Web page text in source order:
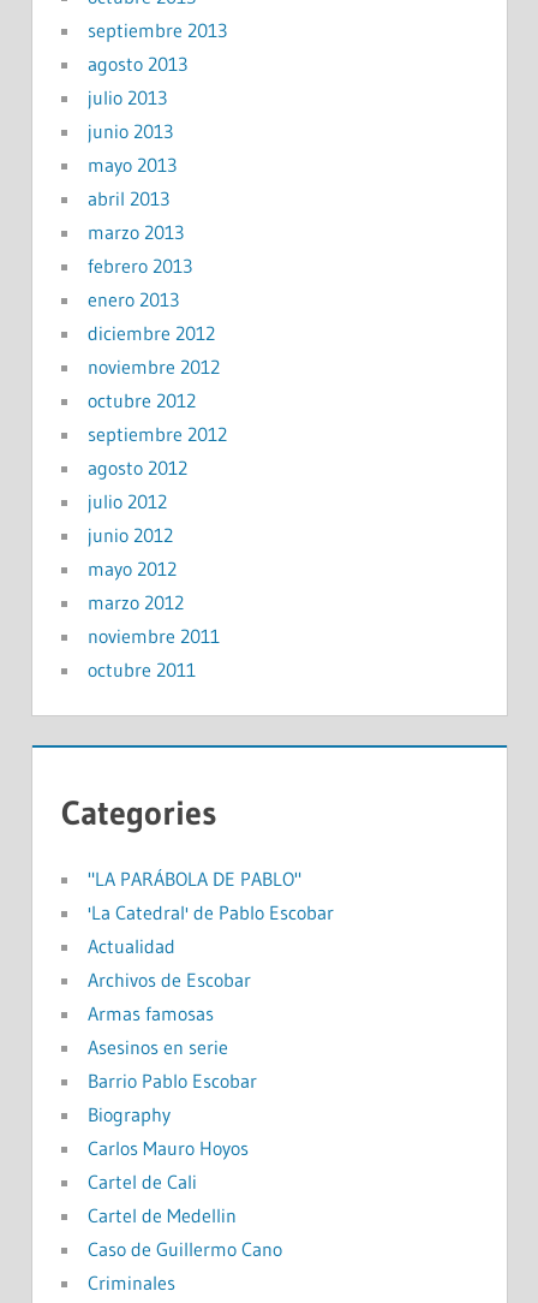
septiembre 2013
agosto 2013
julio 2013
junio 2013
mayo 2013
abril 2013
marzo 2013
febrero 2013
enero 2013
diciembre 2012
noviembre 2012
octubre 2012
septiembre 2012
agosto 2012
julio 2012
junio 2012
mayo 2012
marzo 2012
noviembre 2011
octubre 2011
Categories
"LA PARÁBOLA DE PABLO"
'La Catedral' de Pablo Escobar
Actualidad
Archivos de Escobar
Armas famosas
Asesinos en serie
Barrio Pablo Escobar
Biography
Carlos Mauro Hoyos
Cartel de Cali
Cartel de Medellin
Caso de Guillermo Cano
Criminales